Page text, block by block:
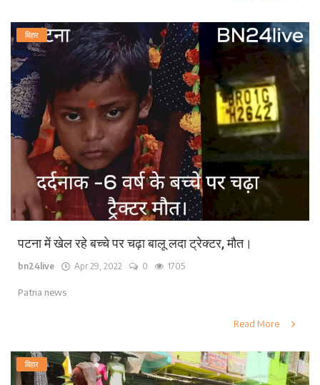
बिहार
पटना में खेल रहे बच्चे पर चढ़ा बालू लदा ट्रेक्टर, मौत।
bn24live Apr 29, 2022 0 1705
Patna news
Read More
बिहार